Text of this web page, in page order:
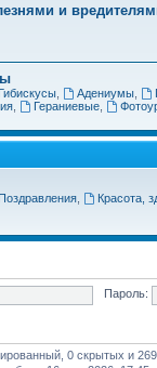
и
Гибискусы, Адениумы,
Гераниевые,
, Красота,
Пароль:
0 скрытых и